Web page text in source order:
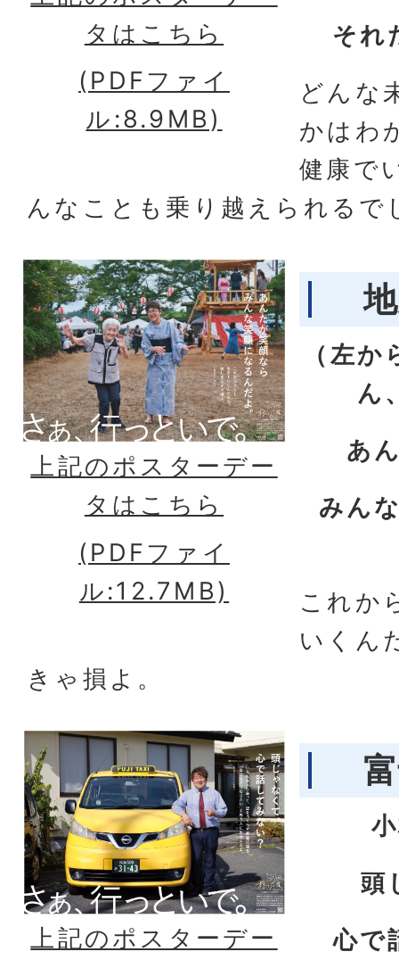
タはこちら
(PDFファイ
ル:8.9MB)
それ
どんな
かはわ
健康で
んなことも乗り越えられるで
上記のポスターデー
タはこちら
(PDFファイ
ル:12.7MB)
（左
ん
あ
みん
これか
いくん
きゃ損よ。
上記のポスターデー
頭
心で